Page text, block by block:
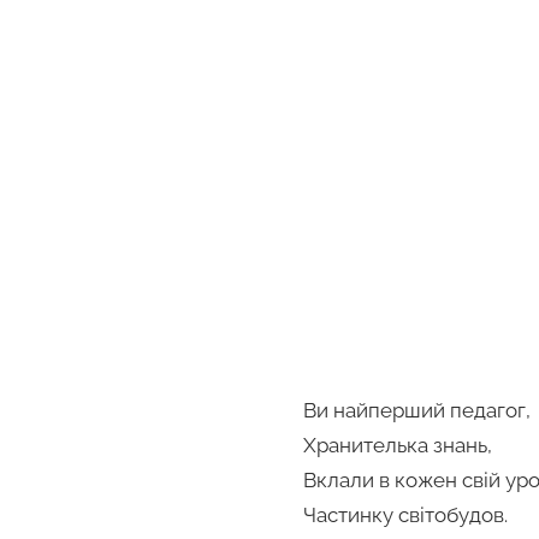
Ви найперший педагог,
Хранителька знань,
Вклали в кожен свій
Частинку світобудов.